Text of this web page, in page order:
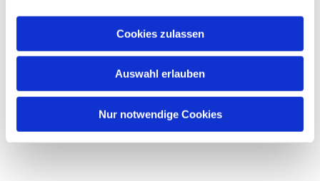
Cookies zulassen
Auswahl erlauben
Nur notwendige Cookies